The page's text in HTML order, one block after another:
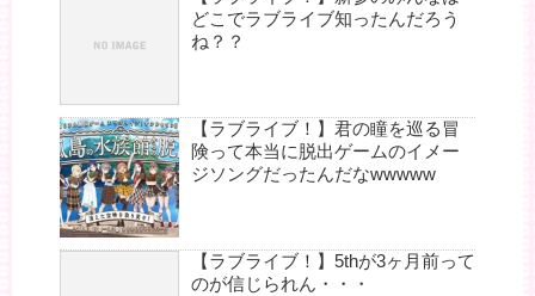
どこでラブライブ知ったんだろう
ね？？
【ラブライブ！】君の瞳を巡る冒
険って本当に脱出ゲームのイメー
ジソングだったんだなwwwww
【ラブライブ！】5thが3ヶ月前って
のが信じられん・・・